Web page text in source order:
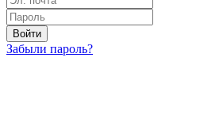
Войти
Забыли пароль?